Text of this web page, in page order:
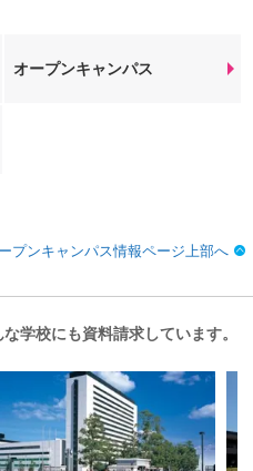
オープンキャンパス
プンキャンパス情報ページ上部へ
学校にも資料請求しています。